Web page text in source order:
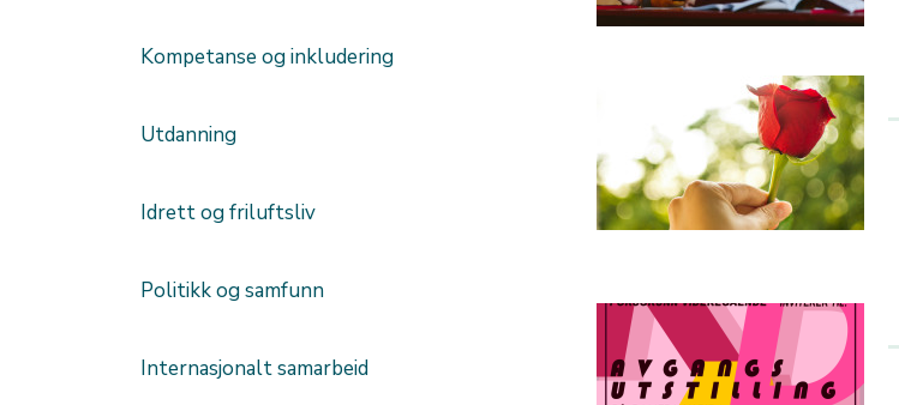
Kompetanse og inkludering
Utdanning
Idrett og friluftsliv
Politikk og samfunn
Internasjonalt samarbeid